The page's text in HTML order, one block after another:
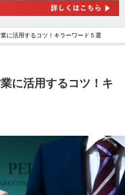
に活用するコツ！キラーワード５選
に活用するコツ！キ